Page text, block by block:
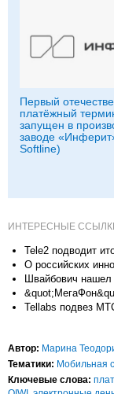
Первый
платёжный
запущен в
заводе
Softline)
ИНТЕРЕСНЫЕ
Tele2 подводит
О российских
Швайбович нашел
Tellabs подвез
Автор: Марина
Тематики: Мобильная
Ключевые слова: